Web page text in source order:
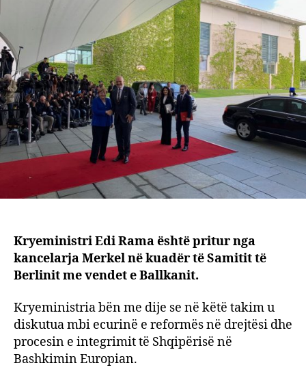
për
çfarë
u
Kryeministri Edi Rama është pritur nga
kancelarja Merkel në kuadër të Samitit të
Berlinit me vendet e Ballkanit.
Kryeministria bën me dije se në këtë takim u
diskutua mbi ecurinë e reformës në drejtësi dhe
procesin e integrimit të Shqipërisë në
Bashkimin Europian.